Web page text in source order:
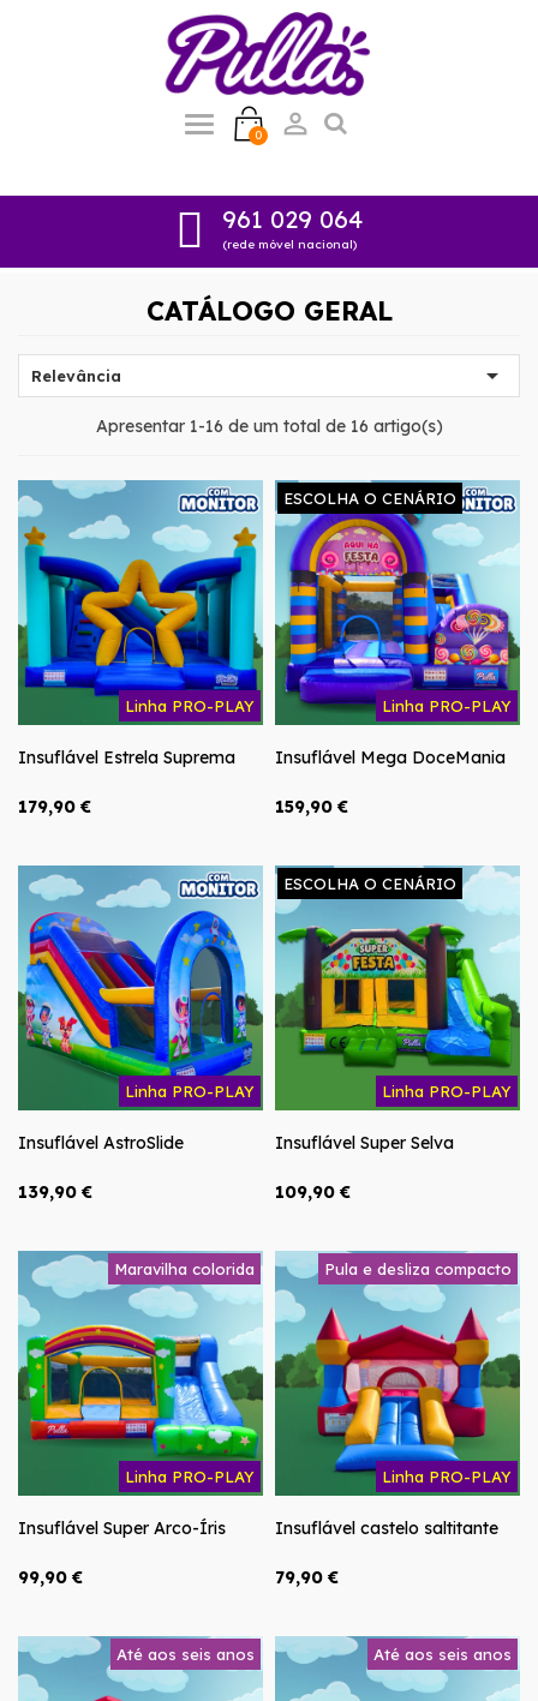
0 
961 029 064
(rede móvel nacional)
CATÁLOGO GERAL
Relevância 
Apresentar 1-16 de um total de 16 artigo(s)
Linha PRO-PLAY
Insuflável Estrela Suprema
179,90 €
ESCOLHA O CENÁRIO
Linha PRO-PLAY
Insuflável Mega DoceMania
159,90 €
Linha PRO-PLAY
Insuflável AstroSlide
139,90 €
ESCOLHA O CENÁRIO
Linha PRO-PLAY
Insuflável Super Selva
109,90 €
Linha PRO-PLAY
Maravilha colorida
Insuflável Super Arco-Íris
99,90 €
Linha PRO-PLAY
Pula e desliza compacto
Insuflável castelo saltitante
79,90 €
Até aos seis anos Até aos seis anos